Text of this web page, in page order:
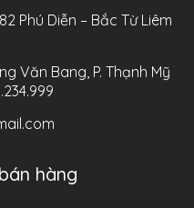
Phú Diễn – Bắc Từ Liêm
Văn Bang, P. Thạnh Mỹ
hàng